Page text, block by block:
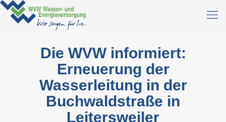
Die WVW informiert:
Erneuerung der
Wasserleitung in der
Buchwaldstraße in
Leitersweiler